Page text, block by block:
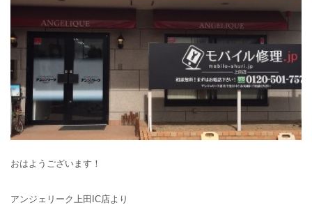
おはようございます！
アンジェリーク上田IC店より